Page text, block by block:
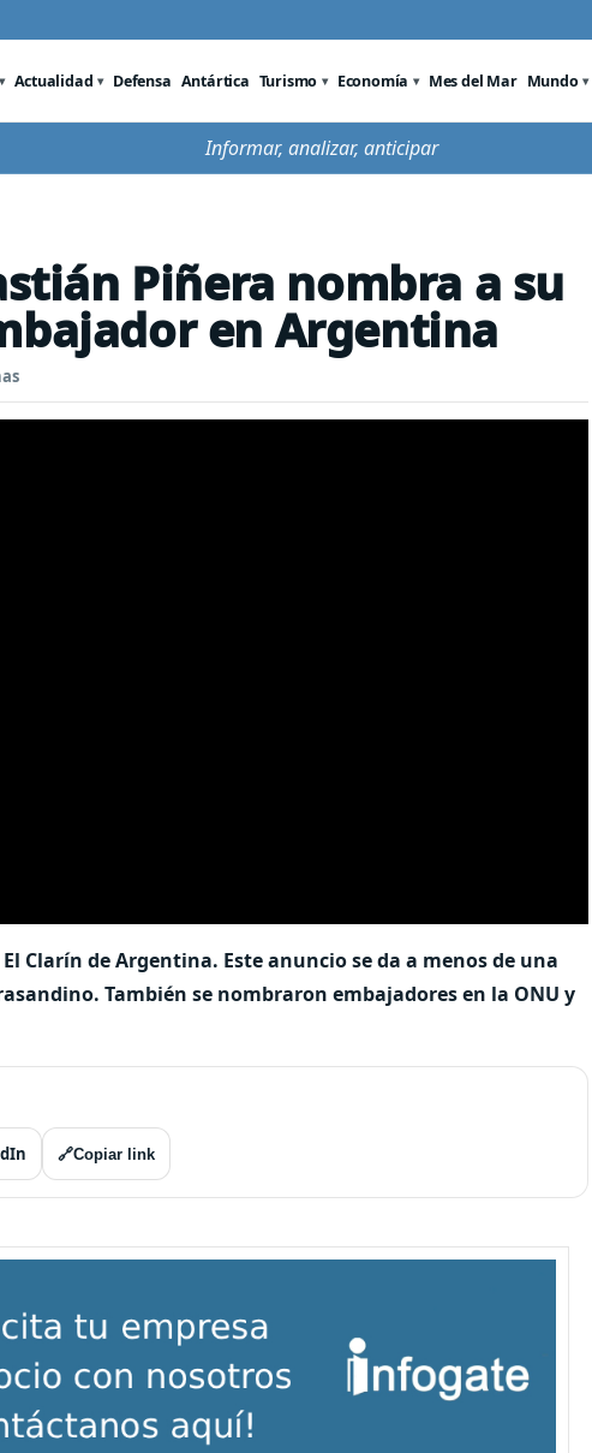
Actualidad Defensa Antártica Turismo Economía Mes del Mar Mundo
Informar, analizar, anticipar
Piñera nombra a su
en Argentina
Clarín de Argentina. Este anuncio se da a menos de una
También se nombraron embajadores en la ONU y
🔗Copiar link